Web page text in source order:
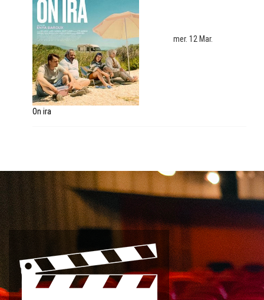
On ira
mer. 12 Mar.